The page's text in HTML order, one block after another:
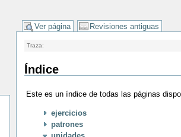
Ver página Revisiones antiguas
Traza:
Índice
Este es un índice de todas las páginas
ejercicios
patrones